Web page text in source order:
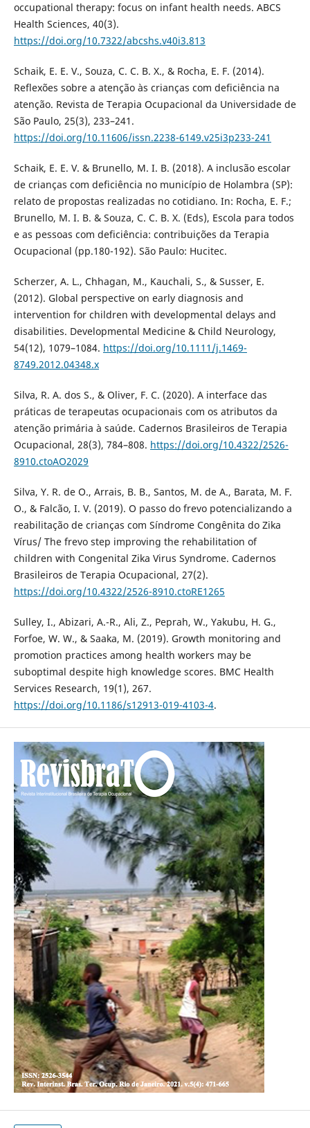
occupational therapy: focus on infant health needs. ABCS
Health Sciences, 40(3).
https://doi.org/10.7322/abcshs.v40i3.813
Schaik, E. E. V., Souza, C. C. B. X., & Rocha, E. F. (2014).
Reflexões sobre a atenção às crianças com deficiência na
atenção. Revista de Terapia Ocupacional da Universidade de
São Paulo, 25(3), 233–241.
https://doi.org/10.11606/issn.2238-6149.v25i3p233-241
Schaik, E. E. V. & Brunello, M. I. B. (2018). A inclusão escolar
de crianças com deficiência no município de Holambra (SP):
relato de propostas realizadas no cotidiano. In: Rocha, E. F.;
Brunello, M. I. B. & Souza, C. C. B. X. (Eds), Escola para todos
e as pessoas com deficiência: contribuições da Terapia
Ocupacional (pp.180-192). São Paulo: Hucitec.
Scherzer, A. L., Chhagan, M., Kauchali, S., & Susser, E.
(2012). Global perspective on early diagnosis and
intervention for children with developmental delays and
disabilities. Developmental Medicine & Child Neurology,
54(12), 1079–1084. https://doi.org/10.1111/j.1469-
8749.2012.04348.x
Silva, R. A. dos S., & Oliver, F. C. (2020). A interface das
práticas de terapeutas ocupacionais com os atributos da
atenção primária à saúde. Cadernos Brasileiros de Terapia
Ocupacional, 28(3), 784–808. https://doi.org/10.4322/2526-
8910.ctoAO2029
Silva, Y. R. de O., Arrais, B. B., Santos, M. de A., Barata, M. F.
O., & Falcão, I. V. (2019). O passo do frevo potencializando a
reabilitação de crianças com Síndrome Congênita do Zika
Vírus/ The frevo step improving the rehabilitation of
children with Congenital Zika Virus Syndrome. Cadernos
Brasileiros de Terapia Ocupacional, 27(2).
https://doi.org/10.4322/2526-8910.ctoRE1265
Sulley, I., Abizari, A.-R., Ali, Z., Peprah, W., Yakubu, H. G.,
Forfoe, W. W., & Saaka, M. (2019). Growth monitoring and
promotion practices among health workers may be
suboptimal despite high knowledge scores. BMC Health
Services Research, 19(1), 267.
https://doi.org/10.1186/s12913-019-4103-4.